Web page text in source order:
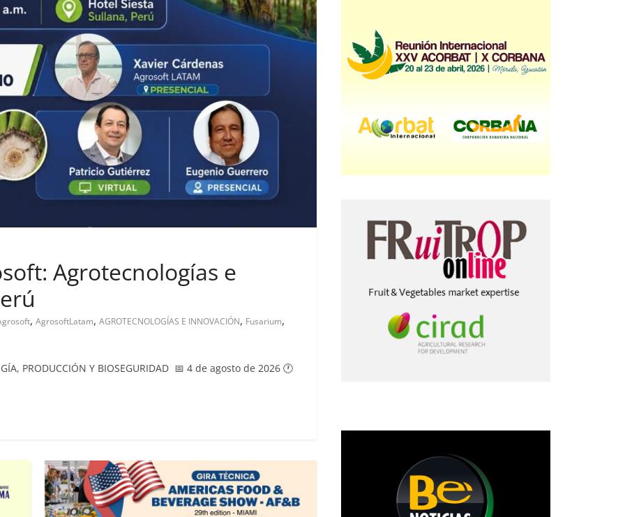
Agrotecnologías e
, AgrosoftLatam, AGROTECNOLOGÍAS E INNOVACIÓN, Fusarium,
PRODUCCIÓN Y BIOSEGURIDAD 📅 4 de agosto de 2026 🕐